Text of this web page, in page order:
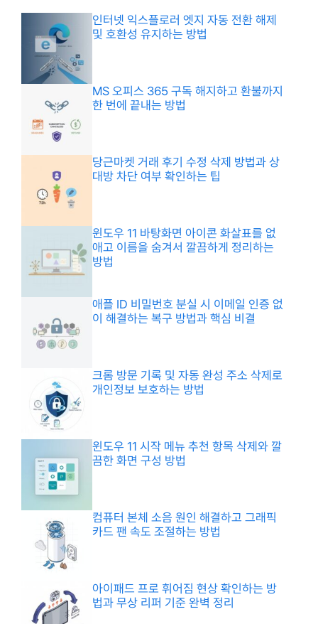
인터넷 익스플로러 엣지 자동 전환 해제
및 호환성 유지하는 방법
MS 오피스 365 구독 해지하고 환불까지
한 번에 끝내는 방법
당근마켓 거래 후기 수정 삭제 방법과 상
대방 차단 여부 확인하는 팁
윈도우 11 바탕화면 아이콘 화살표를 없
애고 이름을 숨겨서 깔끔하게 정리하는
방법
애플 ID 비밀번호 분실 시 이메일 인증 없
이 해결하는 복구 방법과 핵심 비결
크롬 방문 기록 및 자동 완성 주소 삭제로
개인정보 보호하는 방법
윈도우 11 시작 메뉴 추천 항목 삭제와 깔
끔한 화면 구성 방법
컴퓨터 본체 소음 원인 해결하고 그래픽
카드 팬 속도 조절하는 방법
아이패드 프로 휘어짐 현상 확인하는 방
법과 무상 리퍼 기준 완벽 정리